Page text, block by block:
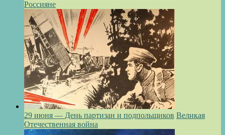
Россияне
29 июня — День партизан и подпольщиков Великая
Отечественная война